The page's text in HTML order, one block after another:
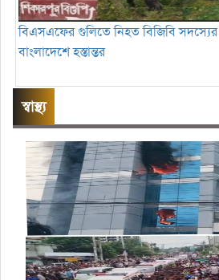
বিএসএফের গুলিতে নিহত বিজিবি
বাংলাদেশে হস্তান্তর
স্বাস্থ্য